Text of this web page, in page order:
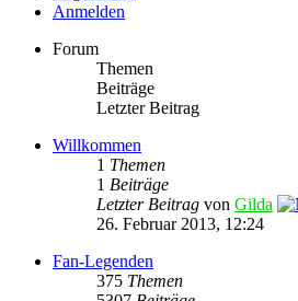
Anmelden
Forum
Themen
Beiträge
Letzter Beitrag
Willkommen
1 Themen
1 Beiträge
Letzter Beitrag von Gilda
26. Februar 2013, 12:24
Fan-Legenden
375 Themen